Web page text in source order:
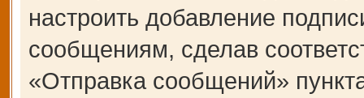
настроить добавление
сообщениям, сделав
«Отправка сообщений»